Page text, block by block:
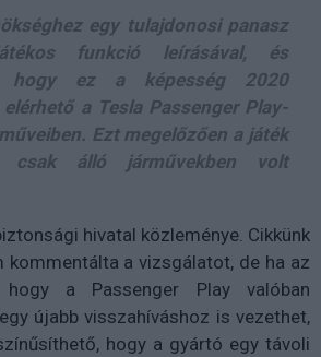
egy tulajdonosi panasz
funkció leírásával, és
hogy ez a képesség 2020
a Tesla Passenger Play-
Ezt megelőzően a játék
csak álló járművekben volt
hivatal közleménye. Cikkünk
kommentálta a vizsgálatot, de ha az
a Passenger Play valóban
újabb visszahíváshoz is vezethet,
hogy a gyártó egy távoli